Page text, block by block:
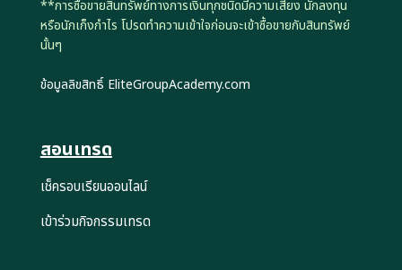
**การซื้อขายสินทรัพย์ทางการเงินทุกชนิดมีความเสี่ยง นักลงทุน
หรือนักเก็งกำไร โปรดทำความเข้าใจก่อนจะเข้าซื้อขายกับสินทรัพย์
นั้นๆ
ข้อมูลลิขสิทธิ์ EliteGroupAcademy.com
สอนเทรด
เช็ครอบเรียนออนไลน์
เข้าร่วมกิจกรรมเทรด